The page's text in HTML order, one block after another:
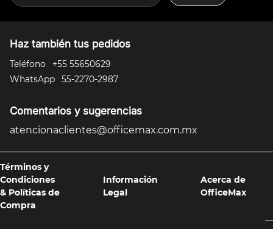
Haz también tus pedidos
Teléfono
+55 55650629
WhatsApp
55-2270-2987
Comentarios y sugerencias
atencionaclientes@officemax.com.mx
Términos y
Condiciones
& Políticas de
Compra
Información
Legal
Acerca de
OfficeMax